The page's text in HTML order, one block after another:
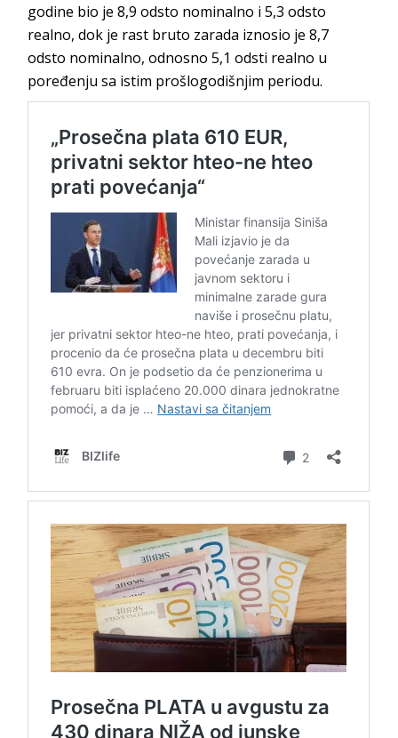
godine bio je 8,9 odsto nominalno i 5,3 odsto
realno, dok je rast bruto zarada iznosio je 8,7
odsto nominalno, odnosno 5,1 odsti realno u
poređenju sa istim prošlogodišnjim periodu.